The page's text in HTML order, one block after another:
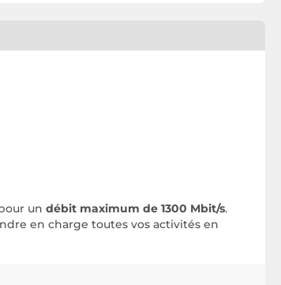
un débit maximum de 1300 Mbit/s.
en charge toutes vos activités en